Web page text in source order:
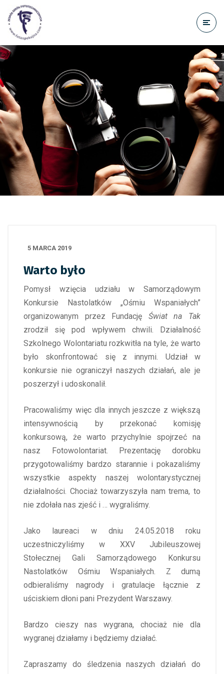
treści
5 MARCA 2019
Warto było
Pomysł wzięcia udziału w Samorządowym
Konkursie Nastolatków „Ośmiu Wspaniałych”
organizowanym przez Fundację Świat na Tak
zrodził się pod wpływem chwili. Działalność
Szkolnego Wolontariatu rozkwitła na tyle, że warto
było skonfrontować się z innymi. Udział w
konkursie nie ograniczył naszych działań, ale je
poszerzył i udoskonalił.
Pracowaliśmy więc dla innych jeszcze z większą
intensywnością by przekonać komisję
konkursową, że warto przychylnie spojrzeć na
nasz Fotowolontariat. Prezentację dorobku
przygotowaliśmy bardzo starannie i pokazaliśmy
wszystkie aspekty naszej wolontarystycznej
działalności. Chociaż towarzyszyła nam trema, to
nie zdołała nas zjeść i … wygraliśmy.
Jako laureaci w dniu 24.05.2018 roku
uczestniczyliśmy w XXV Jubileuszowej
Stołecznej Gali Samorządowego Konkursu
Nastolatków Ośmiu Wspaniałych. Z dumą
odbieraliśmy nagrody i gratulacje łącznie z
uściskiem dłoni pani Prezydent Warszawy.
Bardzo cieszy nas wygrana, chociaż nie dla
wygranej działamy i będziemy działać.
Zapraszamy do śledzenia naszych działań do